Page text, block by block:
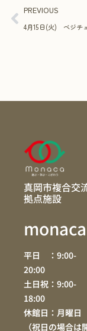
PREVIOUS
4月15日(火) ベジチ
真岡市複合交
拠点施設
monaca
平日 ：9:00-
20:00
土日祝：9:00-
18:00
休館日：月曜日
（祝日の場合は